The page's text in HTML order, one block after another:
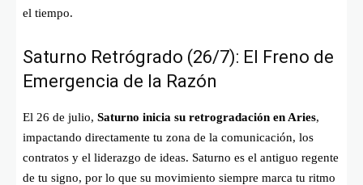
el tiempo.
Saturno Retrógrado (26/7): El Freno de
Emergencia de la Razón
El 26 de julio, Saturno inicia su retrogradación en Aries,
impactando directamente tu zona de la comunicación, los
contratos y el liderazgo de ideas. Saturno es el antiguo regente
de tu signo, por lo que su movimiento siempre marca tu ritmo